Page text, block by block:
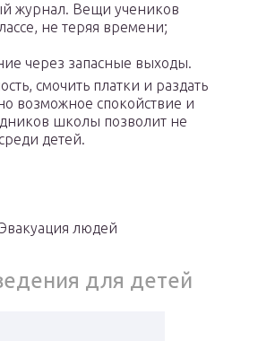
журнал. Вещи учеников
не теряя времени;
через запасные выходы.
смочить платки и раздать
возможное спокойствие и
школы позволит не
детей.
Эвакуация людей
для детей